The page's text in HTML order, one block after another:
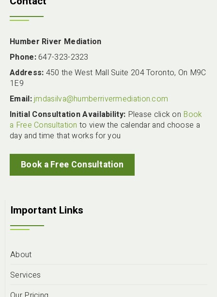
Humber River Mediation
Phone:647-323-2323
Address: 450 the West Mall Suite 204 Toronto, On M9C
1E9
Email:jmdasilva@humberrivermediation.com
Initial Consultation Availability: Please click on Book
a Free Consultation to view the calendar and choose a
day and time that works for you
Book a Free Consultation
Important Links
About
Services